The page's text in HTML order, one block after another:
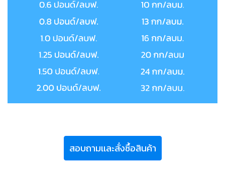
สอบถามเเละสั่งซื้อสินค้า